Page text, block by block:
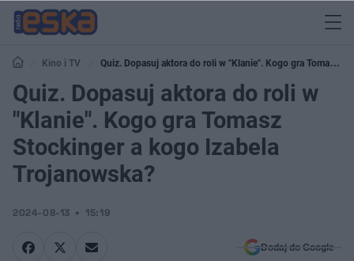
Kino i TV
Quiz. Dopasuj aktora do roli w "Klanie". Kogo gra Tomasz
Stockinger a kogo Izabela Trojanowska?
Quiz. Dopasuj aktora do roli w
"Klanie". Kogo gra Tomasz
Stockinger a kogo Izabela
Trojanowska?
2024-08-13 15:19
Dodaj do Google